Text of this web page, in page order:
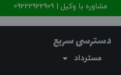
مشاوره با وکیل | 09222922909
دسترسی سریع
مسترداد